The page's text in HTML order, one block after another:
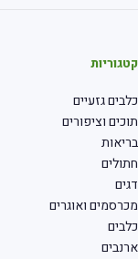
קטגוריות
כלבים גזעיים
תוכים וציפורים
בריאות
חתולים
דגים
מכרסמים ואוגרים
כלבים
ארנבים